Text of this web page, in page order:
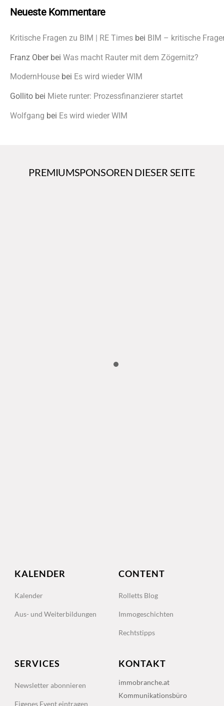
Neueste Kommentare
Kritische Fragen zu BIM | RE Times bei BIM – kritische
Franz Oberbei Was macht Rauter mit dem Zögernitz?
ModernHouse bei Es wird wieder WIM
Gollito bei Miete runter: Prozessfinanzierer startet
Wolfgang bei Es wird wieder WIM
PREMIUMSPONSOREN DIESER SEITE
KALENDER
Kalender
Aus- und Weiterbildungen
CONTENT
Rolletts Blog
Immogeschichten
Rechtstipps
SERVICES
Newsletter abonnieren
Eigenes Event eintragen
KONTAKT
immobranche.at
Kommunikationsbüro